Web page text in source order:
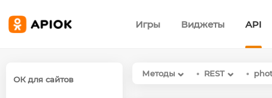
Игры Виджеты API
ОК для сайтов
Методы REST